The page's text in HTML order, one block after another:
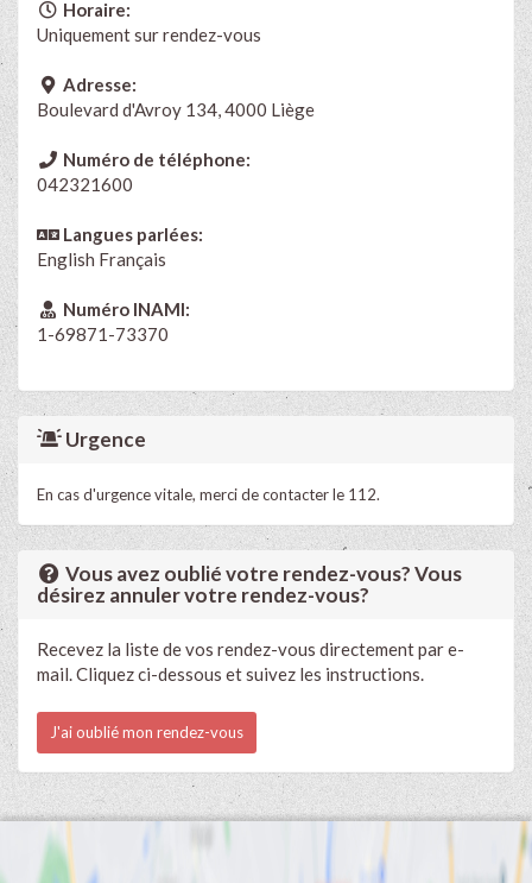
Horaire:
Uniquement sur rendez-vous
Adresse:
Boulevard d'Avroy 134, 4000 Liège
Numéro de téléphone:
042321600
Langues parlées:
English Français
Numéro INAMI:
1-69871-73370
Urgence
En cas d'urgence vitale, merci de contacter le 112.
Vous avez oublié votre rendez-vous? Vous
désirez annuler votre rendez-vous?
Recevez la liste de vos rendez-vous directement par e-
mail. Cliquez ci-dessous et suivez les instructions.
J'ai oublié mon rendez-vous